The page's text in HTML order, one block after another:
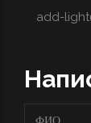
add-